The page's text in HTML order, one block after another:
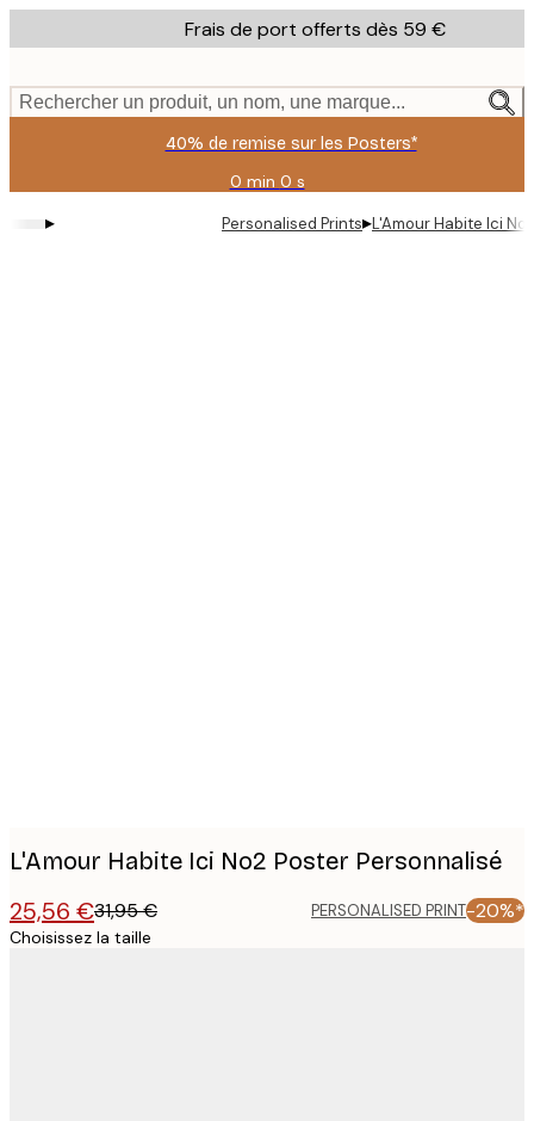
to
content.
Frais de port offerts dès 59 €
Rechercher un produit, un nom, une marque...
40% de remise sur les Posters*
0 min 0 s
Valable
jusqu'au
:
▸ Personalised Prints▸L'Amour Habite Ici
L'Amour Habite Ici No2 Poster Personnalisé
25,56 €31,95 € PERSONALISED PRINT-20%*
Choisissez la taille